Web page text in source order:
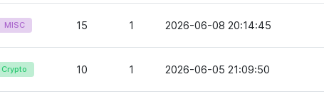
MISC 15 1 2026-06-08 20:14:45
Crypto 10 1 2026-06-05 21:09:50